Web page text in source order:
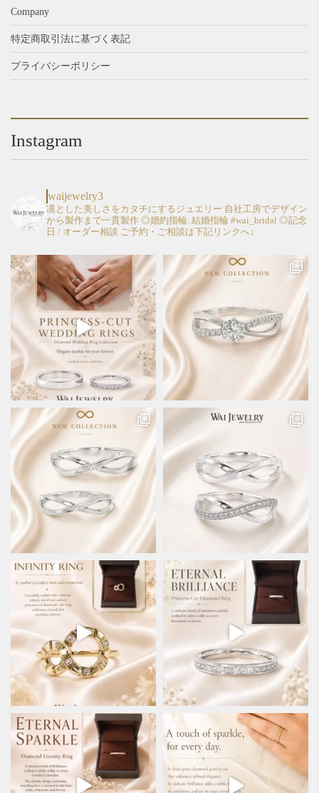
Company
特定商取引法に基づく表記
プライバシーポリシー
Instagram
waijewelry3
凛とした美しさをカタチにするジュエリー 自社工房でデザイン
から製作まで一貫製作 ◎婚約指輪. 結婚指輪 #wai_bridal ◎記念
日 / オーダー相談 ご予約・ご相談は下記リンクへ↓